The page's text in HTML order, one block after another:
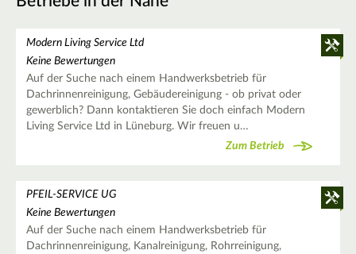
Modern Living Service Ltd
Keine Bewertungen
Auf der Suche nach einem Handwerksbetrieb für
Dachrinnenreinigung, Gebäudereinigung - ob privat oder
gewerblich? Dann kontaktieren Sie doch einfach Modern
Living Service Ltd in Lüneburg. Wir freuen u…
Zum Betrieb
PFEIL-SERVICE UG
Keine Bewertungen
Auf der Suche nach einem Handwerksbetrieb für
Dachrinnenreinigung, Kanalreinigung, Rohrreinigung,